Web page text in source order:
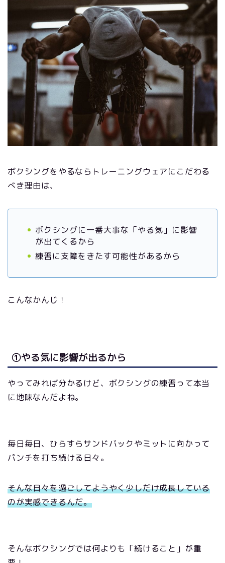
ボクシングをやるならトレーニングウェアにこだわる
べき理由は、
ボクシングに一番大事な「やる気」に影響
が出てくるから
練習に支障をきたす可能性があるから
こんなかんじ！
①やる気に影響が出るから
やってみれば分かるけど、ボクシングの練習って本当
に地味なんだよね。
毎日毎日、ひらすらサンドバックやミットに向かって
パンチを打ち続ける日々。
そんな日々を過ごしてようやく少しだけ成長している
のが実感できるんだ。
そんなボクシングでは何よりも「続けること」が重